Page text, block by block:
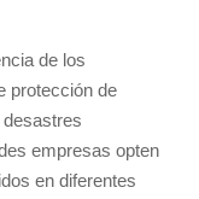
de los
protección de
empresas opten
en diferentes